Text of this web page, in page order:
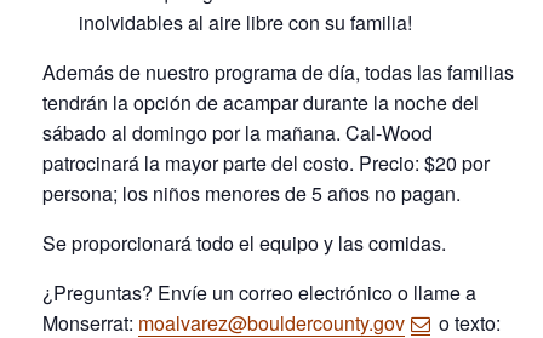
inolvidables al aire libre con su familia!
Además de nuestro programa de día, todas las familias
tendrán la opción de acampar durante la noche del
sábado al domingo por la mañana. Cal-Wood
patrocinará la mayor parte del costo. Precio: $20 por
persona; los niños menores de 5 años no pagan.
Se proporcionará todo el equipo y las comidas.
¿Preguntas? Envíe un correo electrónico o llame a
Monserrat: moalvarez@bouldercounty.gov
o texto: